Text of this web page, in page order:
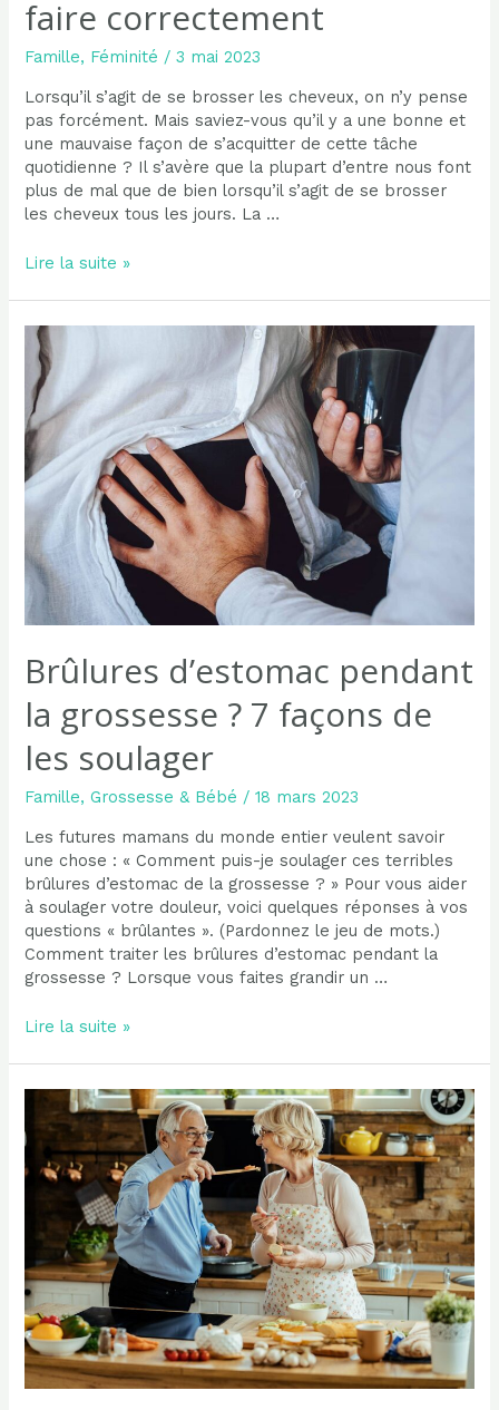
faire correctement
Famille, Féminité /3 mai 2023
Lorsqu’il s’agit de se brosser les cheveux, on n’y pense
pas forcément. Mais saviez-vous qu’il y a une bonne et
une mauvaise façon de s’acquitter de cette tâche
quotidienne ? Il s’avère que la plupart d’entre nous font
plus de mal que de bien lorsqu’il s’agit de se brosser
les cheveux tous les jours. La …
Les
brossage
des
cheveux
et
comment
le
faire
correctement
Lire la suite »
Brûlures d’estomac pendant
la grossesse ? 7 façons de
les soulager
Famille,Grossesse & Bébé /18 mars 2023
Les futures mamans du monde entier veulent savoir
une chose : « Comment puis-je soulager ces terribles
brûlures d’estomac de la grossesse ? » Pour vous aider
à soulager votre douleur, voici quelques réponses à vos
questions « brûlantes ». (Pardonnez le jeu de mots.)
Comment traiter les brûlures d’estomac pendant la
grossesse ? Lorsque vous faites grandir un …
Brûlures
grossesse
?
7
façons
les
soulager
Lire la suite »